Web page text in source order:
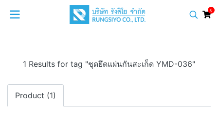
0
1 Results for tag "ชุดยึดแผ่นกันสะเก็ด YMD-036"
Product (1)